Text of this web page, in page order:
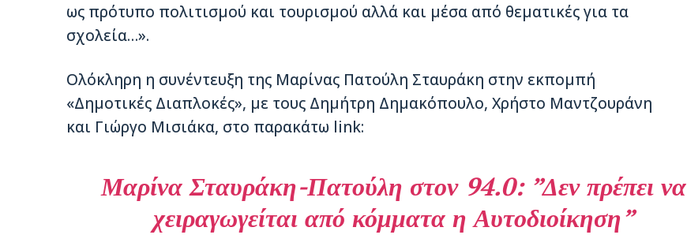
ως πρότυπο πολιτισμού και τουρισμού αλλά και μέσα από θεματικές για τα
σχολεία…».
Ολόκληρη η συνέντευξη της Μαρίνας Πατούλη Σταυράκη στην εκπομπή
«Δημοτικές Διαπλοκές», με τους Δημήτρη Δημακόπουλο, Χρήστο Μαντζουράνη
και Γιώργο Μισιάκα, στο παρακάτω link:
Μαρίνα Σταυράκη-Πατούλη στον 94.0: ”Δεν πρέπει να
χειραγωγείται από κόμματα η Αυτοδιοίκηση”